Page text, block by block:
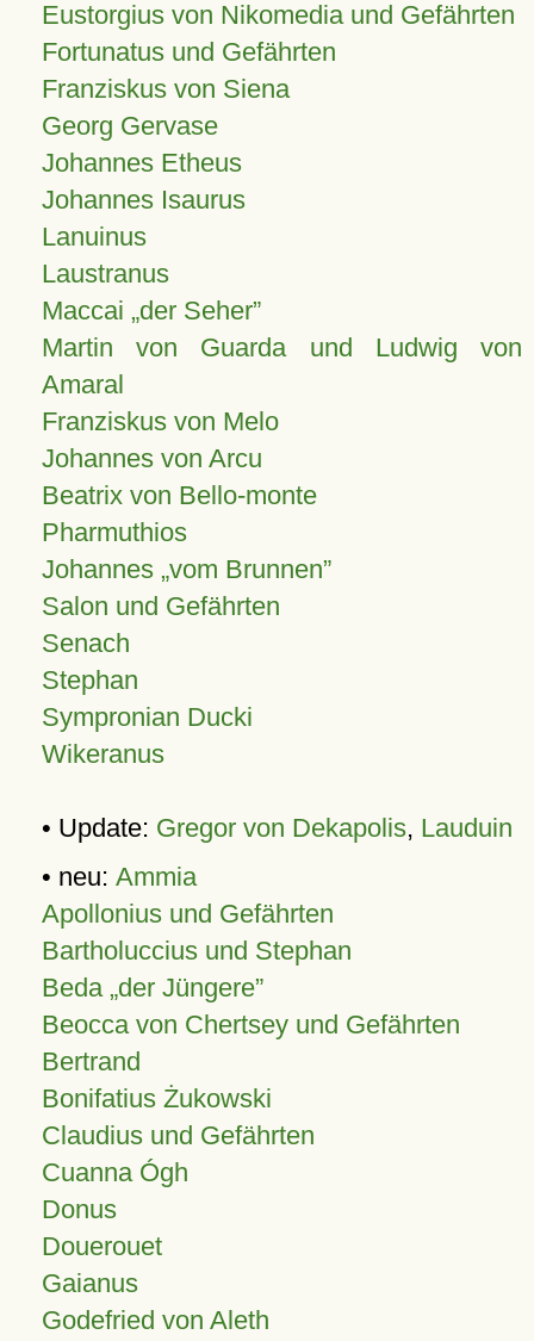
Eustorgius von Nikomedia und Gefährten
Fortunatus und Gefährten
Franziskus von Siena
Georg Gervase
Johannes Etheus
Johannes Isaurus
Lanuinus
Laustranus
Maccai „der Seher”
Martin von Guarda und Ludwig von
Amaral
Franziskus von Melo
Johannes von Arcu
Beatrix von Bello-monte
Pharmuthios
Johannes vom Brunnen
Salon und Gefährten
Senach
Stephan
Sympronian Ducki
Wikeranus
• Update: Gregor von Dekapolis, Lauduin
• neu: Ammia
Apollonius und Gefährten
Bartholuccius und Stephan
Beda „der Jüngere”
Beocca von Chertsey und Gefährten
Bertrand
Bonifatius Żukowski
Claudius und Gefährten
Cuanna Ógh
Donus
Douerouet
Gaianus
Godefried von Aleth